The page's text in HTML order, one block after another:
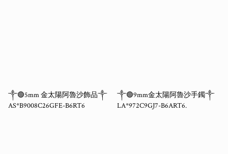
༒🟢5mm 金太陽阿魯沙飾品༒
AS*B9008C26GFE-B6RT6
༒🟢9mm金太陽阿魯沙手鐲༒
LA*972C9GJ7-B6ART6.